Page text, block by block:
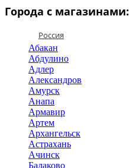
Города с магазинами:
Россия
Абакан
Абдулино
Адлер
Александров
Амурск
Анапа
Армавир
Артем
Архангельск
Астрахань
Ачинск
Балаково